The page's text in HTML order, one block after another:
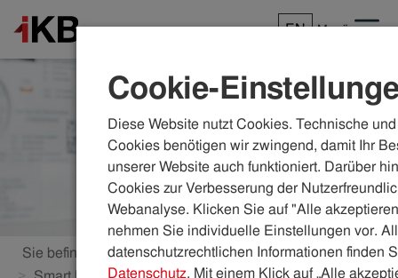
EN Menü
Sie befinden sich hier: ikb.at Energie
Stromnetz
Cookie-
Diese Website nutzt Cookies. Technische
Cookies benötigen wir zwingend, damit Ihr
unserer Website auch funktioniert. Darüber
Cookies zur Verbesserung der
Webanalyse. Klicken Sie auf "Alle
nehmen Sie individuelle Einstellungen vor.
datenschutzrechtlichen Informationen finden
Datenschutz. Mit einem Klick auf „Alle